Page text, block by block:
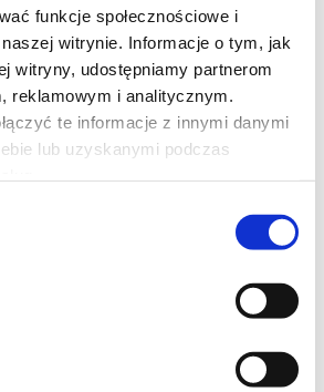
funkcje społecznościowe i
witrynie. Informacje o tym, jak
witryny, udostępniamy partnerom
reklamowym i analitycznym.
te informacje z innymi danymi
lub uzyskanymi podczas
: MANDALORIAN
a imperialni watażkowie wciąż są
o co walczyła Rebelia, zwraca się
mandaloriańskiego łowcy nagród, Dina
ucznia, Grogu.